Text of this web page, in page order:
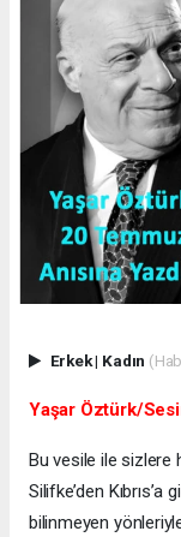
Erkek| Kadın
Yaşar Öztürk/
Bu vesile ile sizlere
Silifke’den
bilinmeyen